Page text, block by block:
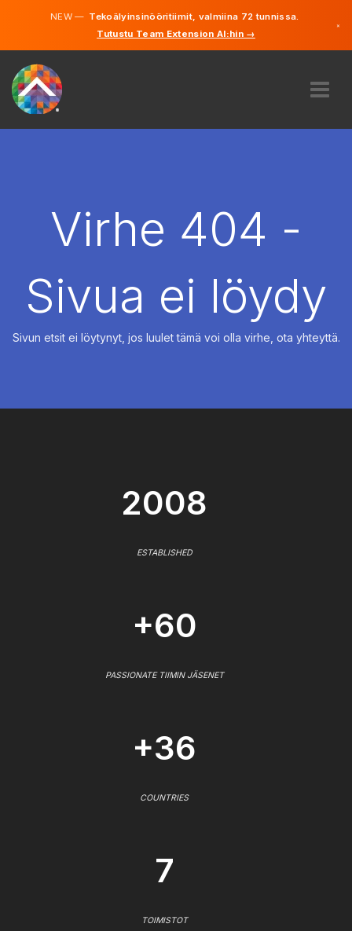
NEW —Tekoälyinsinööritiimit, valmiina 72 tunnissa.
Tutustu Team Extension AI:hin →
×
VUOKRAUS
Saksa
Englanti
Virhe 404 -
Sivua ei löydy
Sivun etsit ei löytynyt, jos luulet tämä voi olla virhe, ota yhteyttä.
2008
ESTABLISHED
+60
PASSIONATE TIIMIN JÄSENET
+36
COUNTRIES
7
TOIMISTOT